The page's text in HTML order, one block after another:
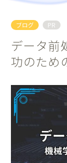
ブログ PR
データ前
功のため